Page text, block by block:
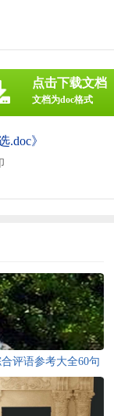
.doc》
点击下载文档
文档为doc格式
评语参考大全60句